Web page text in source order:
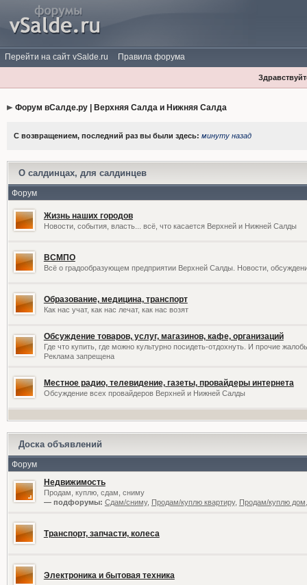
Перейти на сайт vSalde.ru Правила форума
Форум вСалде.ру | Верхняя Салда и Нижняя Салда
С возвращением, последний раз вы были здесь: минуту назад
О салдинцах, для салдинцев
Форум
Жизнь наших городов
Новости, события, власть... всё, что касается Верхней и Нижней Салды
ВСМПО
Всё о градообразующем предприятии Верхней Салды. Новости,
Образование, медицина, транспорт
Как нас учат, как нас лечат, как нас возят
Обсуждение товаров, услуг, магазинов, кафе, организаций
Где что купить, где можно культурно посидеть-отдохнуть. И прочие
Реклама запрещена
Местное радио, телевидение, газеты, провайдеры интернета
Обсуждение всех провайдеров Верхней и Нижней Салды
Доска объявлений
Форум
Недвижимость
Продам, куплю, сдам, сниму
— подфорумы: Сдам/сниму, Продам/куплю квартиру, Продам/куплю
Транспорт, запчасти, колеса
Электроника и бытовая техника